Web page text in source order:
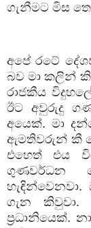
ගැනීමට මිස
අපේ රටේ
බව මා කලින්
රාජකීය
ඊට අවුරුදු
අයෙක්. මා
ඇමතිවරුන් කී
එහෙත් එය
ගුණවර්ධන
ගැන කිවුවා.
ප්‍රධානියෙක්.